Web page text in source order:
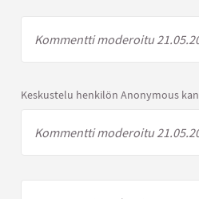
Kommentti moderoitu
Keskustelu henkilön Anonymous
Kommentti moderoitu